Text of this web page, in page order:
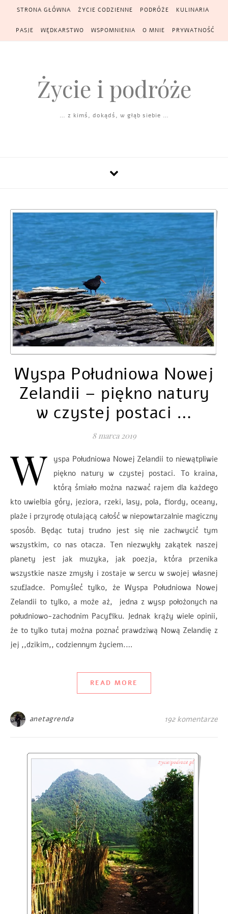
Skip to content
STRONA GŁÓWNA ŻYCIE CODZIENNE PODRÓŻE KULINARIA
PASJE WĘDKARSTWO WSPOMNIENIA O MNIE PRYWATNOŚĆ
Życie i podróże
… z kimś, dokądś, w głąb siebie …
Wyspa Południowa Nowej
Zelandii – piękno natury
w czystej postaci …
8 marca 2019
W
yspa Południowa Nowej Zelandii to niewątpliwie
piękno natury w czystej postaci. To kraina,
którą śmiało można nazwać rajem dla każdego
kto uwielbia góry, jeziora, rzeki, lasy, pola, fiordy, oceany,
plaże i przyrodę otulającą całość w niepowtarzalnie magiczny
sposób. Będąc tutaj trudno jest się nie zachwycić tym
wszystkim, co nas otacza. Ten niezwykły zakątek naszej
planety jest jak muzyka, jak poezja, która przenika
wszystkie nasze zmysły i zostaje w sercu w swojej własnej
szufladce. Pomyśleć tylko, że Wyspa Południowa Nowej
Zelandii to tylko, a może aż, jedna z wysp położonych na
południowo-zachodnim Pacyfiku. Jednak krąży wiele opinii,
że to tylko tutaj można poznać prawdziwą Nową Zelandię z
jej ,,dzikim,, codziennym życiem.…
READ MORE
anetagrenda 192 komentarze